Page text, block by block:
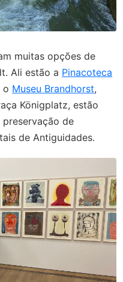
muitas opções de
Ali estão a Pinacoteca
o Museu Brandhorst,
Königplatz, estão
de
de Antiguidades.